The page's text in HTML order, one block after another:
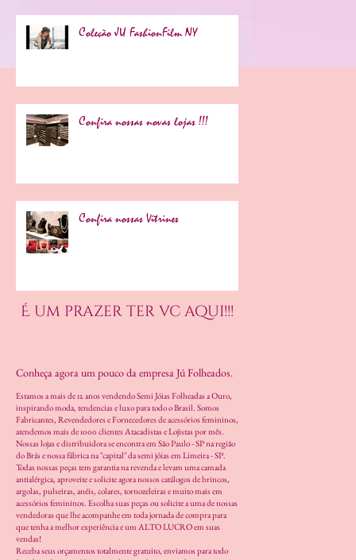
Coleção JU FashionFilm NY
Confira nossas novas lojas !!!
Confira nossas Vitrines
É um prazer ter vc aqui!!!
Conheça agora um pouco da empresa Jú Folheados.
Estamos a mais de 12 anos vendendo Semi Jóias Folheadas a Ouro,
inspirando moda, tendencias e luxo para todo o Brasil. Somos
Fabricantes, Revendedores e Fornecedores de acessórios femininos,
atendemos mais de 1000 clientes Atacadistas e Lojistas por mês.
Nossas lojas e distribuidora se encontra em São Paulo - SP na região
do Brás e nossa fábrica na "capital" da semi jóias em Limeira - SP.
Todas nossas peças tem garantia na revenda e levam uma camada
antialérgica, aproveite e solicite agora nossos catálogos de brincos,
argolas, pulseiras, anéis, colares, tornozeleiras e muito mais em
acessórios femininos. Escolha suas peças ou solicite a uma de nossas
vendedoras que lhe acompanhe em toda jornada de compra para
que tenha a melhor experiência e um ALTO LUCRO em suas
vendas!
Receba seus orçamentos totalmente gratuito, enviamos para todo